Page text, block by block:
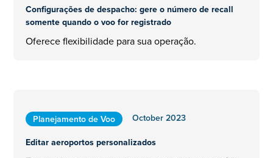
Configurações de despacho: gere o número de recall
somente quando o voo for registrado
Oferece flexibilidade para sua operação.
Planejamento de Voo
October 2023
Editar aeroportos personalizados